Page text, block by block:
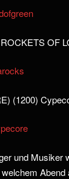
OF
(1200)
und Musiker